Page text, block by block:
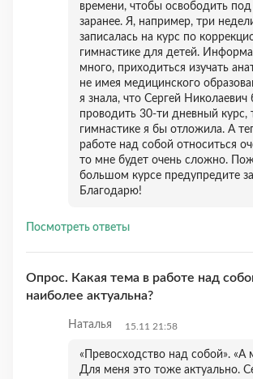
времени, чтобы освободить
заранее. Я, например, три
записалась на курс по
гимнастике для детей.
много, приходиться изучать
не имея медицинского
я знала, что Сергей Николаевич
проводить 30-ти дневный курс,
гимнастике я бы отложила. А
работе над собой относиться
то мне будет очень сложно.
большом курсе предупредите
Благодарю!
Посмотреть ответы
Опрос. Какая тема в работе над
наиболее актуальна?
Наталья 15.11 21:58
«Превосходство над собой». «А
Для меня это тоже актуально.